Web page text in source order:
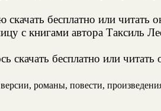
бесплатно или читать
с книгами автора Таксиль
скачать бесплатно или
романы, повести,